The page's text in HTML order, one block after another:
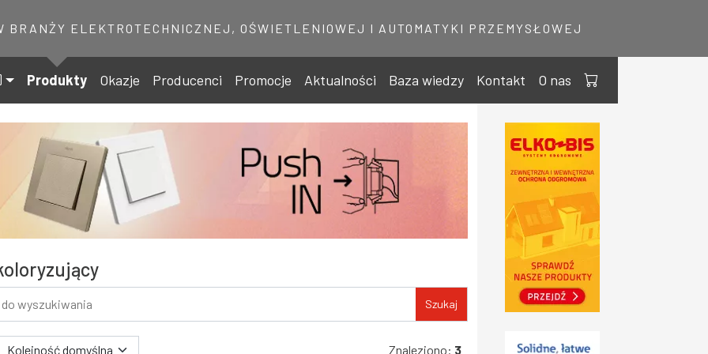
BRANŻY ELEKTROTECHNICZNEJ, OŚWIETLENIOWEJ I AUTOMATYKI PRZEMYSŁOWEJ
Produkty Okazje Producenci Promocje Aktualności Baza wiedzy Kontakt O nas
Szukaj
Znaleziono: 3